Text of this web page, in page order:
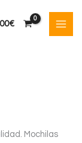
€
Mochilas